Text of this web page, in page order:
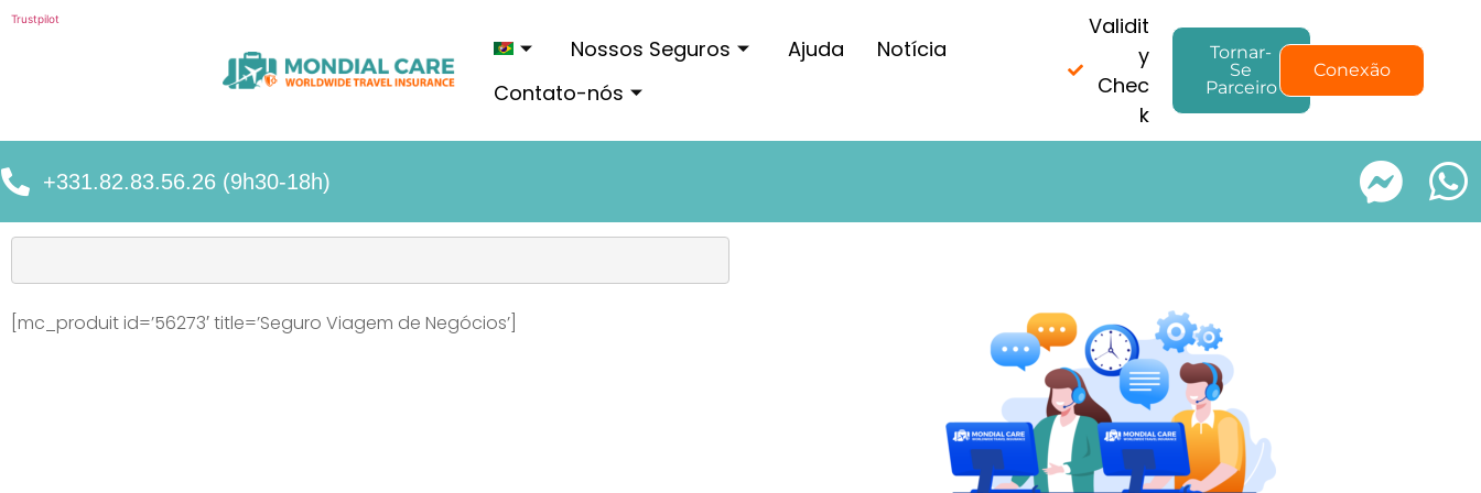
Trustpilot
Nossos Seguros Ajuda
Notícia
Contato-nós
Validit
y
Chec
k
Tornar-
Se
Parceiro
Conexão
+331.82.83.56.26 (9h30-18h)
[mc_produit id=’56273′ title=’Seguro Viagem de Negócios’]